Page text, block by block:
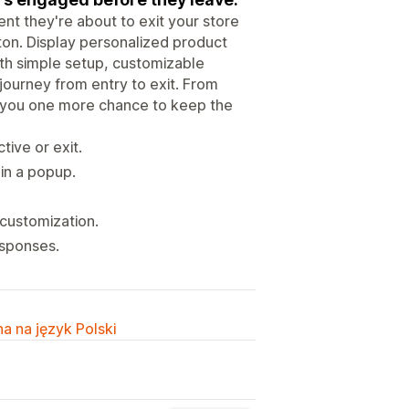
they're about to exit your store
Display personalized product
simple setup, customizable
from entry to exit. From
one more chance to keep the
or exit.
a popup.
na język Polski